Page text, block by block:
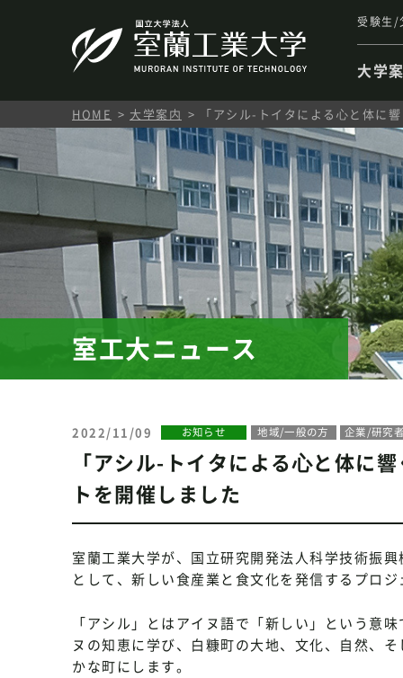
受験生/
大学
HOME 大学案内 「アシル-トイタによる⼼と体に
室工大ニュース
2022/11/09 お知らせ 地域/一般の方 企業/研究
「アシル-トイタによる⼼と体に
トを開催しました
室蘭工業大学が、国立研究開発法人科学技術振
として、新しい食産業と食文化を発信するプロ
「アシル」とはアイヌ語で「新しい」という意
ヌの知恵に学び、白糠町の大地、文化、自然、
かな町にします。